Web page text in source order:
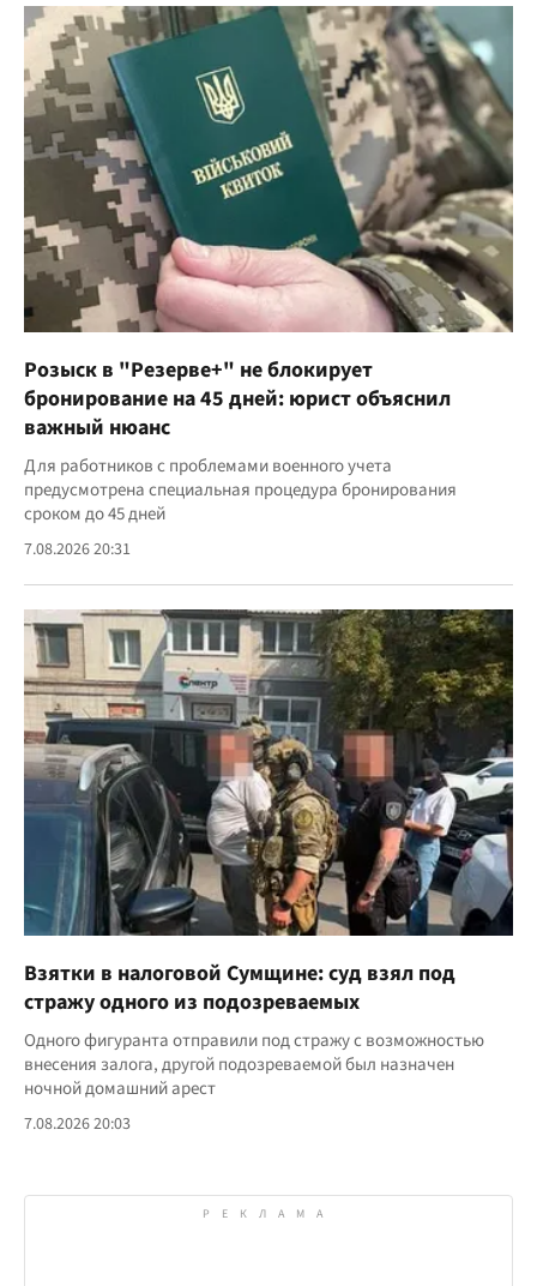
Розыск в "Резерве+" не блокирует
бронирование на 45 дней: юрист объяснил
важный нюанс
Для работников с проблемами военного учета
предусмотрена специальная процедура бронирования
сроком до 45 дней
7.08.2026 20:31
Взятки в налоговой Сумщине: суд взял под
стражу одного из подозреваемых
Одного фигуранта отправили под стражу с возможностью
внесения залога, другой подозреваемой был назначен
ночной домашний арест
7.08.2026 20:03